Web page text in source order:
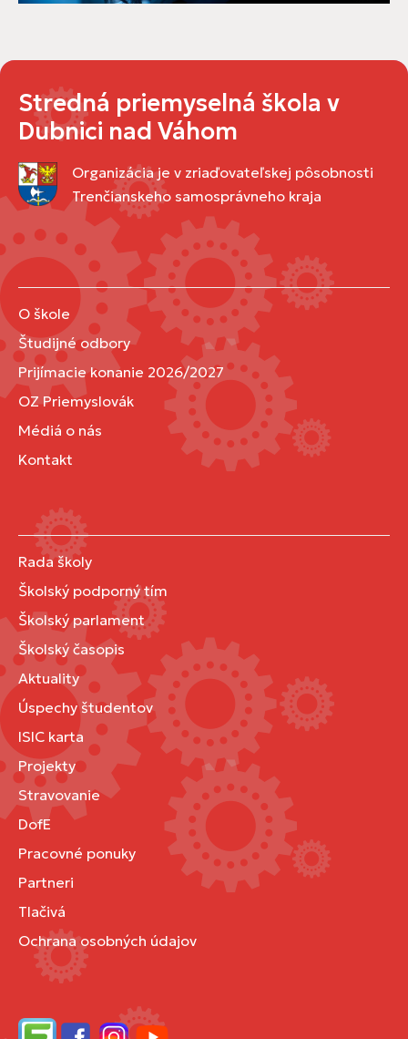
Stredná priemyselná škola v
Dubnici nad Váhom
Organizácia je v zriaďovateľskej pôsobnosti
Trenčianskeho samosprávneho kraja
O škole
Študijné odbory
Prijímacie konanie 2026/2027
OZ Priemyslovák
Médiá o nás
Kontakt
Rada školy
Školský podporný tím
Školský parlament
Školský časopis
Aktuality
Úspechy študentov
ISIC karta
Projekty
Stravovanie
DofE
Pracovné ponuky
Partneri
Tlačivá
Ochrana osobných údajov